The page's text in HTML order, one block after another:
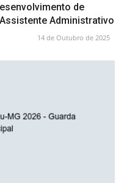
de
Administrativo
14 de Outubro de 2025